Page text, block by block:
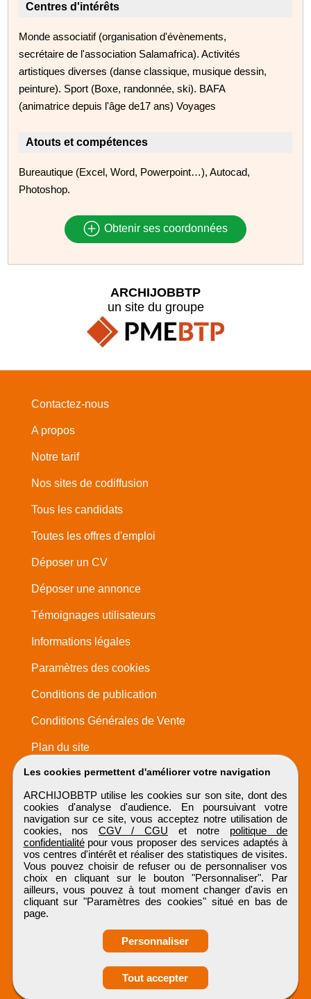
Obtenir ses
coordonnées
Centres d'intérêts
Monde associatif (organisation d'évènements,
secrétaire de l'association Salamafrica). Activités
artistiques diverses (danse classique, musique dessin,
peinture). Sport (Boxe, randonnée, ski). BAFA
(animatrice depuis l'âge de17 ans) Voyages
Atouts et compétences
Bureautique (Excel, Word, Powerpoint…), Autocad,
Photoshop.
Obtenir ses coordonnées
Les cookies permettent d'améliorer votre navigation
ARCHIJOBBTP utilise les cookies sur son site, dont des
cookies d'analyse d'audience. En poursuivant votre
navigation sur ce site, vous acceptez notre utilisation de
cookies, nos CGV / CGU et notre politique de
confidentialitépour vous proposer des services adaptés à
vos centres d'intérêt et réaliser des statistiques de visites.
Vous pouvez choisir de refuser ou de personnaliser vos
choix en cliquant sur le bouton "Personnaliser". Par
ailleurs, vous pouvez à tout moment changer d'avis en
cliquant sur "Paramètres des cookies" situé en bas de
page.
Personnaliser
Tout accepter
ARCHIJOBBTP
un site du groupe
Contactez-nous
A propos
Notre tarif
Nos sites de codiffusion
Tous les candidats
Toutes les offres d'emploi
Déposer un CV
Déposer une annonce
Témoignages utilisateurs
Informations légales
Paramètres des cookies
Conditions de publication
Conditions Générales de Vente
Plan du site
ARCHIJOBBTP